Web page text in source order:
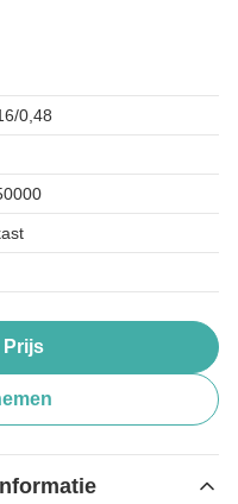
0,48
Prijs